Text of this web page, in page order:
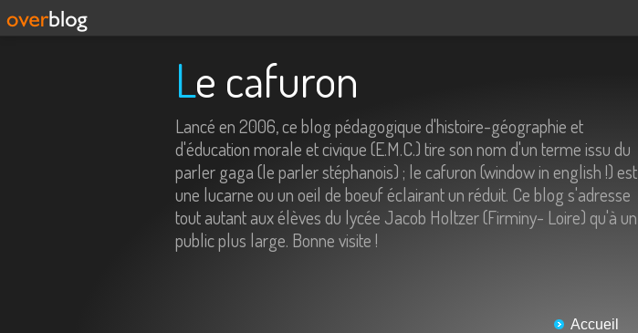
Le cafuron
Lancé en 2006, ce blog pédagogique d'histoire-géographie et
d'éducation morale et civique (E.M.C.) tire son nom d'un terme issu du
parler gaga (le parler stéphanois) ; le cafuron (window in english !) est
une lucarne ou un oeil de boeuf éclairant un réduit. Ce blog s'adresse
tout autant aux élèves du lycée Jacob Holtzer (Firminy- Loire) qu'à un
public plus large. Bonne visite !
Accueil